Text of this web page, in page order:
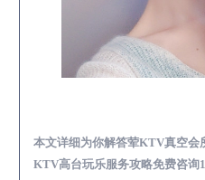
本文详细为你解答荤KTV真空会
KTV高台玩乐服务攻略免费咨询